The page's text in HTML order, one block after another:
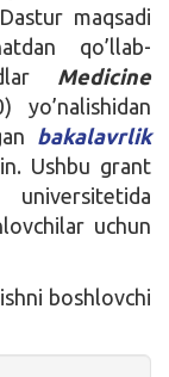
maqsadi
qo’llab-
Medicine
yo’nalishidan
bakalavrlik
Ushbu grant
uchun
boshlovchi